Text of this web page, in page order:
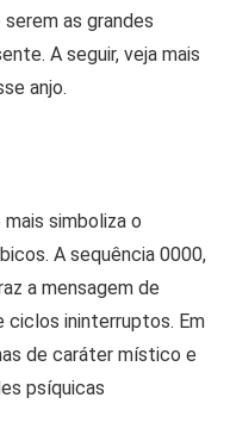
as grandes
A seguir, veja mais
anjo.
simboliza o
A sequência 0000,
a mensagem de
ciclos ininterruptos. Em
de caráter místico e
psíquicas